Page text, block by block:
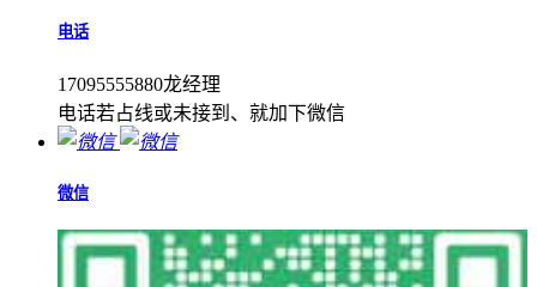
电话
17095555880龙经理
电话若占线或未接到、就加下微信
微信